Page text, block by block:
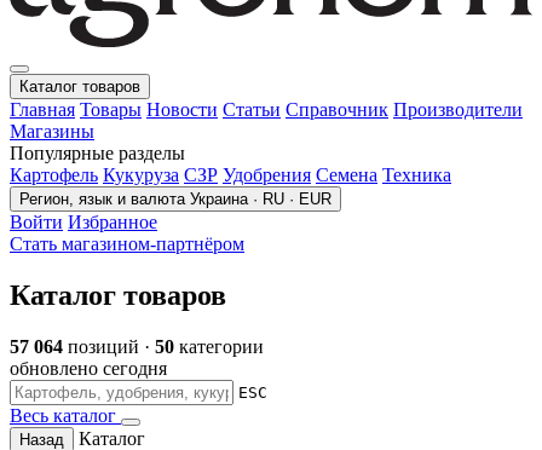
Каталог товаров
Главная Товары Новости Статьи Справочник Производители
Магазины
Популярные разделы
Картофель Кукуруза СЗР Удобрения Семена Техника
Регион, язык и валюта Украина · RU · EUR
Войти Избранное
Стать магазином-партнёром
Каталог товаров
57 064 позиций · 50 категории
обновлено сегодня
ESC
Весь каталог
Назад
Каталог